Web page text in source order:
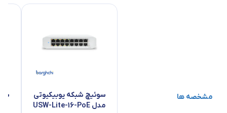
مشخصه ها
سوئیچ شبکه یوبیکیوتی
مدل USW-Lite-16-PoE